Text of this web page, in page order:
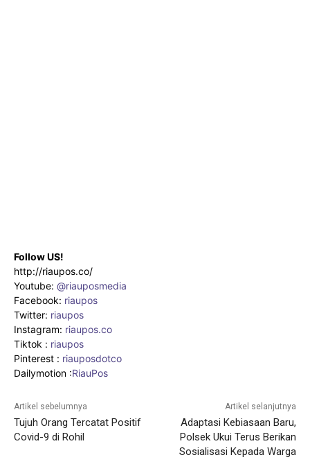
Follow US!
http://riaupos.co/
Youtube: @riauposmedia
Facebook: riaupos
Twitter: riaupos
Instagram: riaupos.co
Tiktok : riaupos
Pinterest : riauposdotco
Dailymotion :RiauPos
Artikel sebelumnya
Tujuh Orang Tercatat Positif
Covid-9 di Rohil
Artikel selanjutnya
Adaptasi Kebiasaan Baru,
Polsek Ukui Terus Berikan
Sosialisasi Kepada Warga